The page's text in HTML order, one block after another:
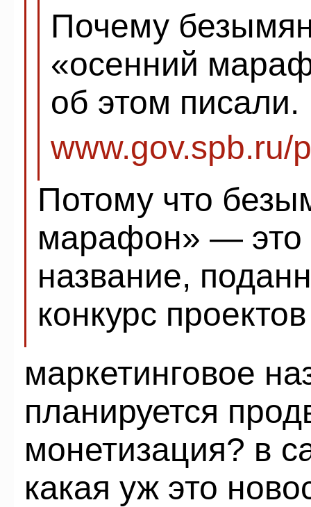
Почему
«осенний
об этом писали.
www.gov.spb.ru/
Потому что
марафон» — это
название,
конкурс проектов
маркетинговое
планируется
монетизация? в
какая уж это